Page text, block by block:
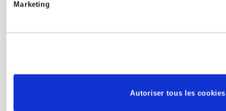
Marketing
Autoriser tous les cookies
FOREIGN RIGHTS
POUR LES LIBRAIRES
MON COMPTE